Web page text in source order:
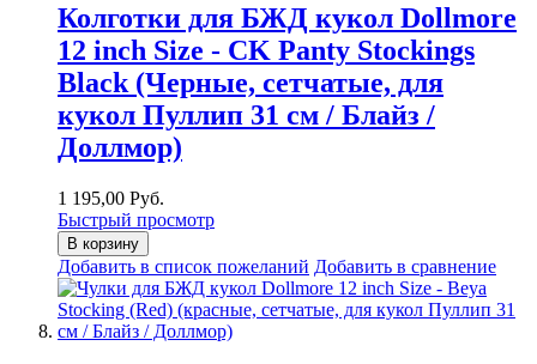
Колготки для БЖД кукол Dollmore
12 inch Size - CK Panty Stockings
Black (Черные, сетчатые, для
кукол Пуллип 31 см / Блайз /
Доллмор)
1 195,00 Руб.
Быстрый просмотр
В корзину
Добавить в список пожеланий Добавить в сравнение